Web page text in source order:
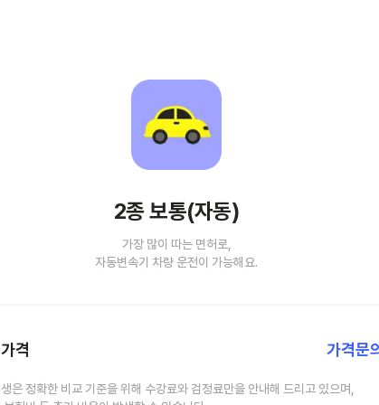
2종 보통(자동)
가장 많이 따는 면허로,
자동변속기 차량 운전이 가능해요.
격 가격문
은 정확한 비교 기준을 위해 수강료와 검정료만을 안내해 드리고 있으며,